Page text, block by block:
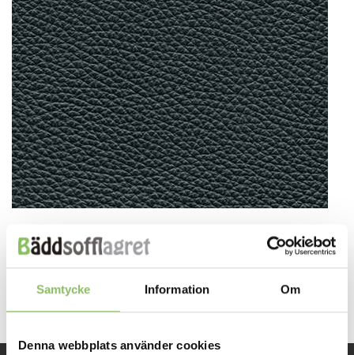
Samtycke Information Om
Denna webbplats använder cookies
Both comments and trackbacks are currently closed.
←Previous
Next→